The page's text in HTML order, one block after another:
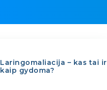
Laringomaliacija – kas tai ir
kaip gydoma?